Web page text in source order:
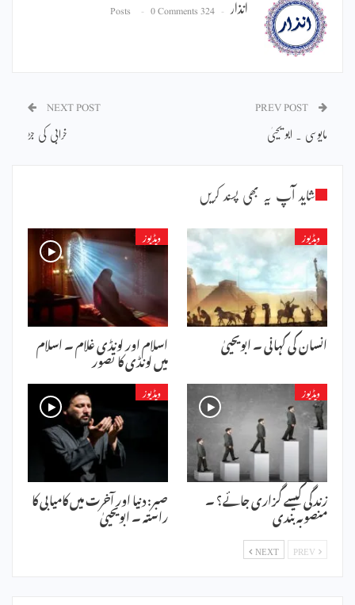
انذار 324 Posts
0 Comments
مایوسی ۔ ابو یحییٰ
NEXT POST
خرابی کی جڑ
شاید آپ یہ بھی پسند کریں
ویڈیوز
انسان کی کہانی ۔ ابویحییٰ
ویڈیوز
اسلام اور لونڈی غلام ۔ اسلام
میں لونڈی کا تصور
ویڈیوز
زندگی کیسے گزاری جائے؟ ۔
منصوبہ بندی
ویڈیوز
صبر: دنیا اور آخرت میں کامیابی کا
راستہ ۔ ابویحییٰ
NEXT